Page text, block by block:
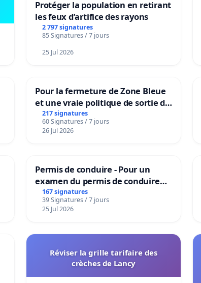
Protéger la population en retirant
les feux d’artifice des rayons
2 797 signatures
85 Signatures / 7 jours
25 Jul 2026
Pour la fermeture de Zone Bleue
et une vraie politique de sortie de
la dépendance
217 signatures
60 Signatures / 7 jours
26 Jul 2026
Permis de conduire - Pour un
examen du permis de conduire
accessible dans plusieurs langues
à Bruxelles
167 signatures
39 Signatures / 7 jours
25 Jul 2026
Réviser la grille tarifaire des
crèches de Lancy